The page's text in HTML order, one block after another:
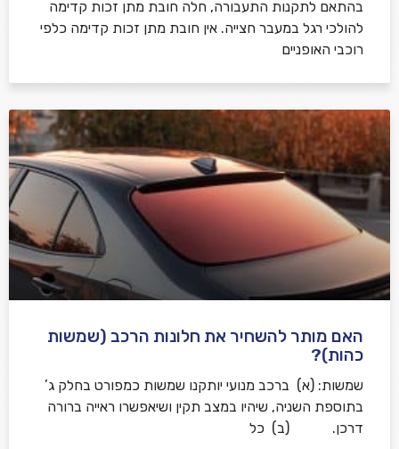
בהתאם לתקנות התעבורה, חלה חובת מתן זכות קדימה
להולכי רגל במעבר חצייה. אין חובת מתן זכות קדימה כלפי
רוכבי האופניים
האם מותר להשחיר את חלונות הרכב (שמשות
כהות)?
שמשות: (א) ברכב מנועי יותקנו שמשות כמפורט בחלק ג’
בתוספת השניה, שיהיו במצב תקין ושיאפשרו ראייה ברורה
דרכן. (ב) כל